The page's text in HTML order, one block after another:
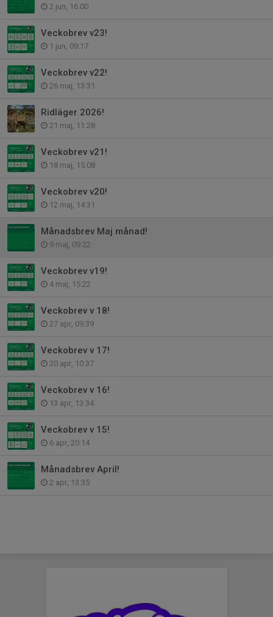
2 jun, 16:00
Veckobrev v23!
1 jun, 09:17
Veckobrev v22!
26 maj, 13:31
Ridläger 2026!
21 maj, 11:28
Veckobrev v21!
18 maj, 15:08
Veckobrev v20!
12 maj, 14:31
Månadsbrev Maj månad!
9 maj, 09:22
Veckobrev v19!
4 maj, 15:22
Veckobrev v 18!
27 apr, 09:39
Veckobrev v 17!
20 apr, 10:37
Veckobrev v 16!
13 apr, 13:34
Veckobrev v 15!
6 apr, 20:14
Månadsbrev April!
2 apr, 13:35